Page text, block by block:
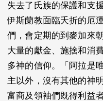
失去了氏族的保護和支
伊斯蘭教面臨夭折的厄
們，會定期的到麥加來
大量的獻金、施捨和消
多神的信仰。「阿拉是
主以外，沒有其他的神
富商及領袖們既得利益